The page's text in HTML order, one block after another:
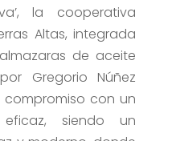
la cooperativa
Altas, integrada
de aceite
Gregorio Núñez
compromiso con un
siendo un